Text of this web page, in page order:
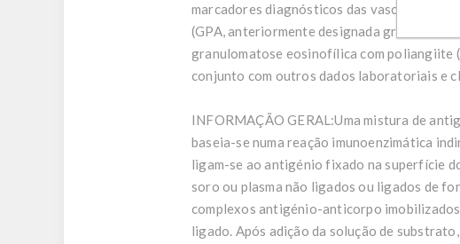
marcadores diagnósticos das vasculites
(GPA, anteriormente designada
granulomatose eosinofílica com poliangiite
conjunto com outros dados laboratoriais e
INFORMAÇÃO GERAL:Uma mistura de
baseia-se numa reação imunoenzimática
ligam-se ao antigénio fixado na superfície
soro ou plasma não ligados ou ligados de
complexos antigénio-anticorpo
ligado. Após adição da solução de